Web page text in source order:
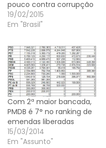
pouco contra corrupção
19/02/2015
Em "Brasil"
Com 2ª maior bancada,
PMDB é 7° no ranking de
emendas liberadas
15/03/2014
Em "Assunto"